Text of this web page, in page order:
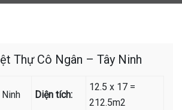
Thự Cô Ngân – Tây Ninh
Ninh Diện tích:
12.5 x 17 =
212.5m2